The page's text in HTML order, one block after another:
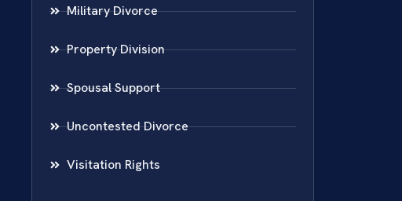
Military Divorce
Property Division
Spousal Support
Uncontested Divorce
Visitation Rights